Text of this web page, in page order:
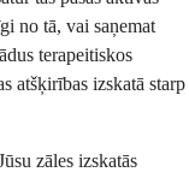
no tā, vai saņemat
terapeitiskos
atšķirības izskatā starp
zāles izskatās